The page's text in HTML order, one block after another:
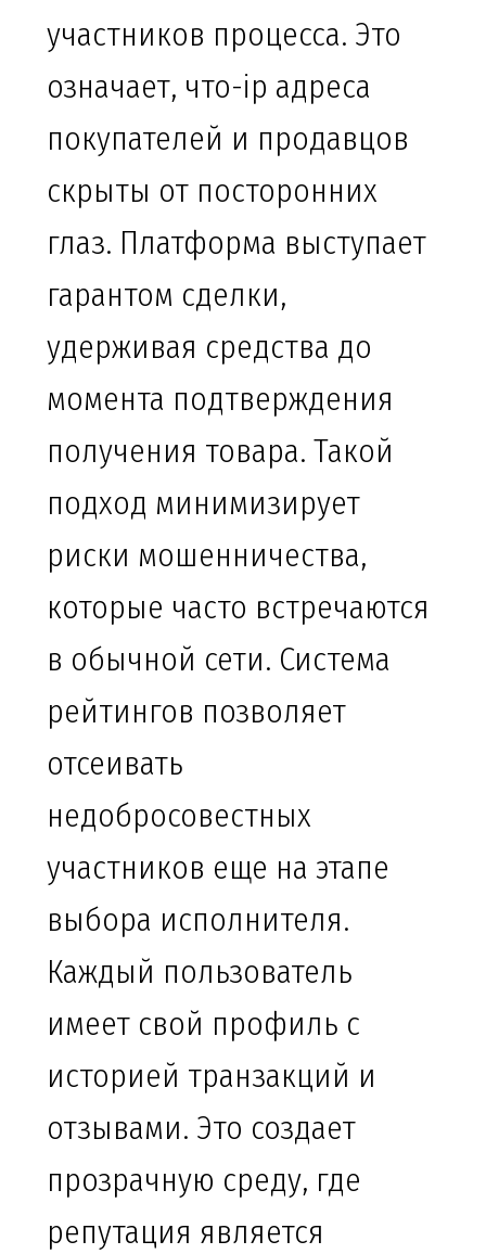
участников процесса. Это
означает, что-ip адреса
покупателей и продавцов
скрыты от посторонних
глаз. Платформа выступает
гарантом сделки,
удерживая средства до
момента подтверждения
получения товара. Такой
подход минимизирует
риски мошенничества,
которые часто встречаются
в обычной сети. Система
рейтингов позволяет
отсеивать
недобросовестных
участников еще на этапе
выбора исполнителя.
Каждый пользователь
имеет свой профиль с
историей транзакций и
отзывами. Это создает
прозрачную среду, где
репутация является